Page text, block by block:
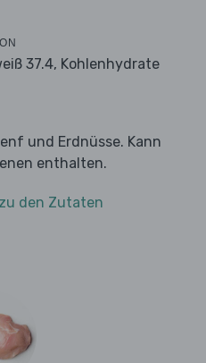
37.4, Kohlenhydrate
und Erdnüsse. Kann
enthalten.
den Zutaten